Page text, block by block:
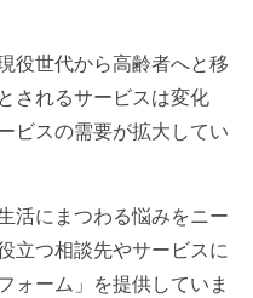
役世代から高齢者へと移
されるサービスは変化
ビスの需要が拡大してい
活にまつわる悩みをニー
立つ相談先やサービスに
ォーム」を提供していま